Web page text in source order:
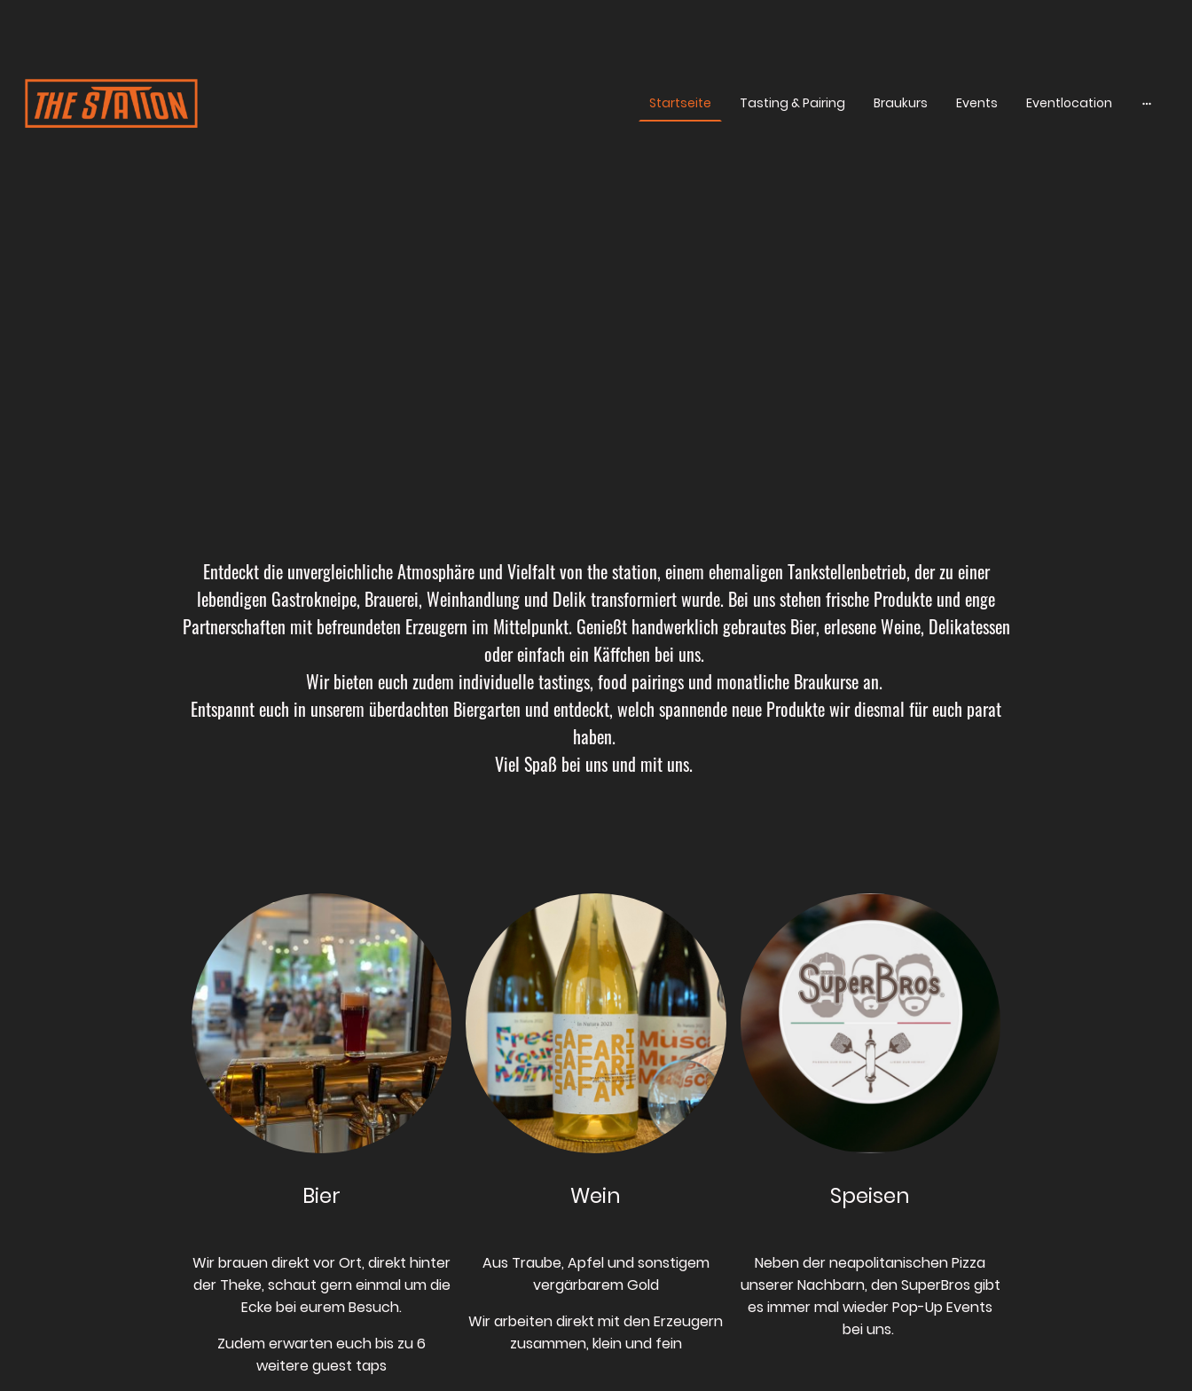
Startseite Tasting & Pairing Braukurs Events Eventlocation
Entdeckt die unvergleichliche Atmosphäre und Vielfalt von the station, einem ehemaligen Tankstellenbetrieb, der zu einer
lebendigen Gastrokneipe, Brauerei, Weinhandlung und Delik transformiert wurde. Bei uns stehen frische Produkte und enge
Partnerschaften mit befreundeten Erzeugern im Mittelpunkt. Genießt handwerklich gebrautes Bier, erlesene Weine, Delikatessen
oder einfach ein Käffchen bei uns.
Wir bieten euch zudem individuelle tastings, food pairings und monatliche Braukurse an.
Entspannt euch in unserem überdachten Biergarten und entdeckt, welch spannende neue Produkte wir diesmal für euch parat
haben.
Viel Spaß bei uns und mit uns.
Bier
Wir brauen direkt vor Ort, direkt hinter
der Theke, schaut gern einmal um die
Ecke bei eurem Besuch.
Zudem erwarten euch bis zu 6
weitere guest taps
Wein
Aus Traube, Apfel und sonstigem
vergärbarem Gold
Wir arbeiten direkt mit den Erzeugern
zusammen, klein und fein
Speisen
Neben der neapolitanischen Pizza
unserer Nachbarn, den SuperBros gibt
es immer mal wieder Pop-Up Events
bei uns.